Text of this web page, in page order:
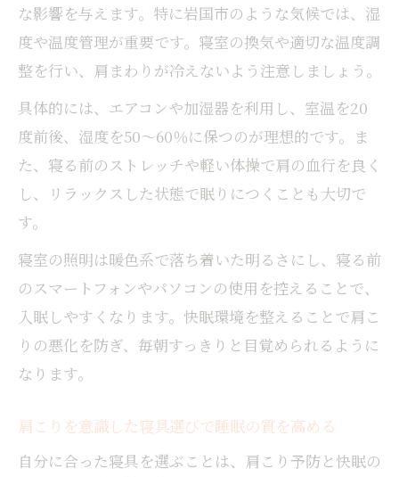
な影響を与えます。特に岩国市のような気候では、湿
度や温度管理が重要です。寝室の換気や適切な温度調
整を行い、肩まわりが冷えないよう注意しましょう。
具体的には、エアコンや加湿器を利用し、室温を20
度前後、湿度を50～60％に保つのが理想的です。ま
た、寝る前のストレッチや軽い体操で肩の血行を良く
し、リラックスした状態で眠りにつくことも大切で
す。
寝室の照明は暖色系で落ち着いた明るさにし、寝る前
のスマートフォンやパソコンの使用を控えることで、
入眠しやすくなります。快眠環境を整えることで肩こ
りの悪化を防ぎ、毎朝すっきりと目覚められるように
なります。
肩こりを意識した寝具選びで睡眠の質を高める
自分に合った寝具を選ぶことは、肩こり予防と快眠の